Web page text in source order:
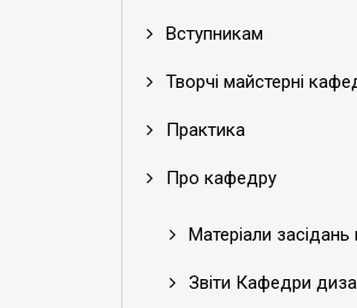
Вступникам
Творчі майстерні
Практика
Про кафедру
Матеріали
Звіти Кафедри